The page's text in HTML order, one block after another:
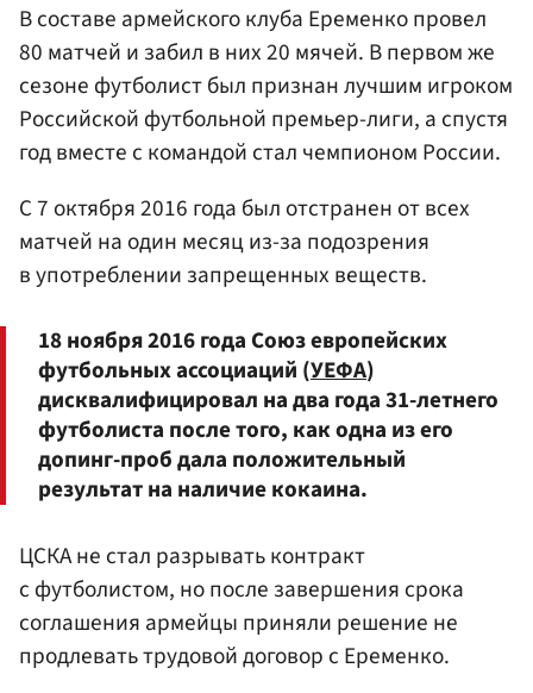
В составе армейского клуба Еременко провел
80 матчей и забил в них 20 мячей. В первом же
сезоне футболист был признан лучшим игроком
Российской футбольной премьер-лиги, а спустя
год вместе с командой стал чемпионом России.
C 7 октября 2016 года был отстранен от всех
матчей на один месяц из-за подозрения
в употреблении запрещенных веществ.
18 ноября 2016 года Союз европейских
футбольных ассоциаций (УЕФА)
дисквалифицировал на два года 31-летнего
футболиста после того, как одна из его
допинг-проб дала положительный
результат на наличие кокаина.
ЦСКА не стал разрывать контракт
с футболистом, но после завершения срока
соглашения армейцы приняли решение не
продлевать трудовой договор с Еременко.